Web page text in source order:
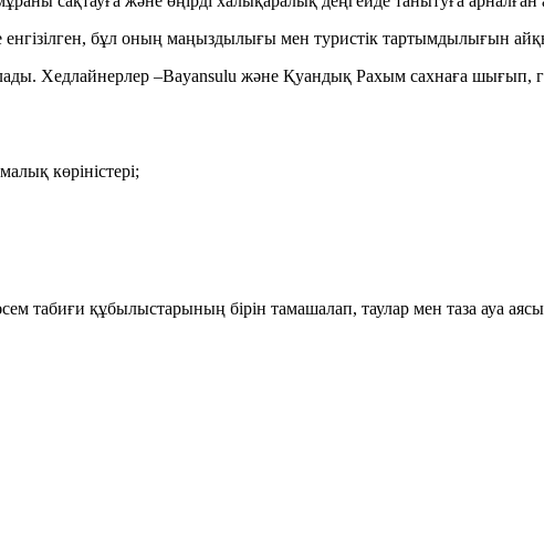
енгізілген, бұл оның маңыздылығы мен туристік тартымдылығын
Хедлайнерлер –Bayansulu және Қуандық Рахым сахнаға шығып,
көріністері;
табиғи құбылыстарының бірін тамашалап, таулар мен таза ауа